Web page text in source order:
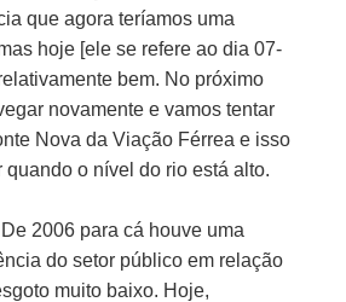
que agora teríamos uma
hoje [ele se refere ao dia 07-
bem. No próximo
novamente e vamos tentar
Nova da Viação Férrea e isso
quando o nível do rio está alto.
De 2006 para cá houve uma
do setor público em relação
muito baixo. Hoje,